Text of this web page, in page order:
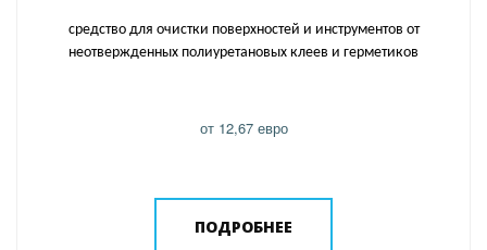
cредство для очистки поверхностей и инструментов от
неотвержденных полиуретановых клеев и герметиков
от 12,67 евро
ПОДРОБНЕЕ